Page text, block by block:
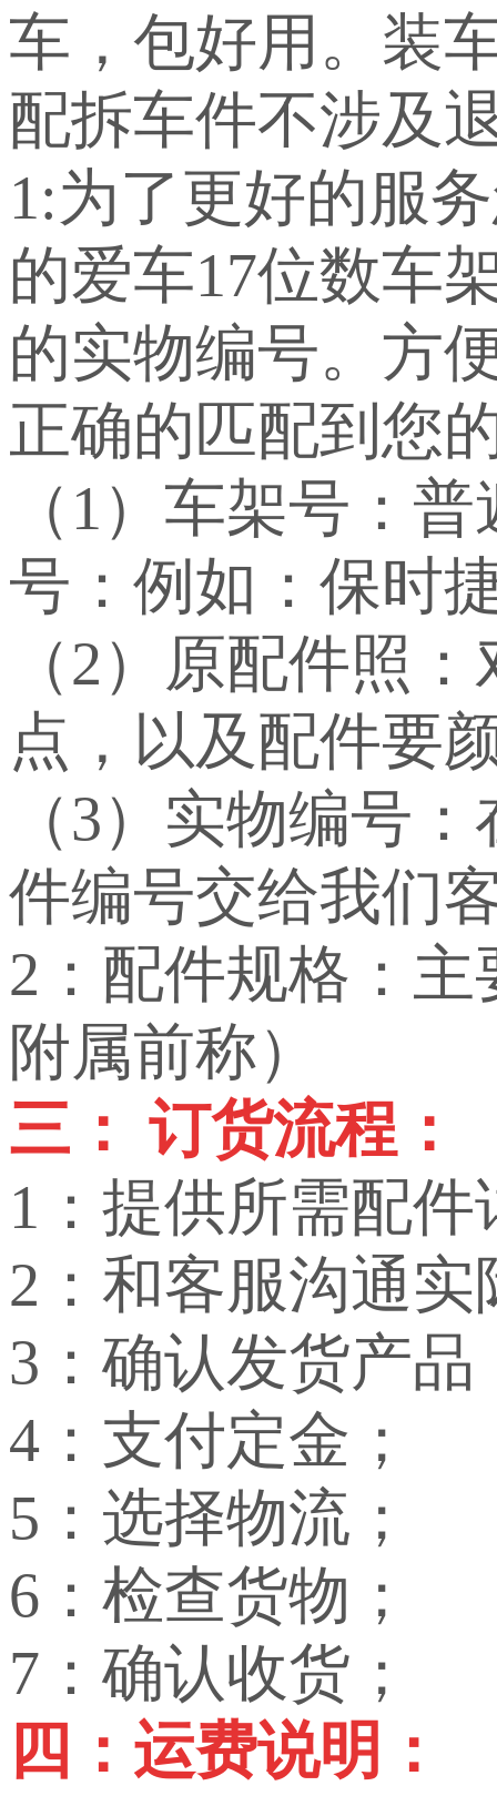
车，包好用。装
配拆车件不涉及
1:为了更好的服
的爱车17位数车
的实物编号。方
正确的匹配到您
（1）车架号：
号：例如：保时
（2）原配件照
点，以及配件要
（3）实物编号
件编号交给我们
2：配件规格：
附属前称）
三： 订货流程：
1：提供所需配
2：和客服沟通实
3：确认发货产品
4：支付定金；
5：选择物流；
6：检查货物；
7：确认收货；
四：运费说明：